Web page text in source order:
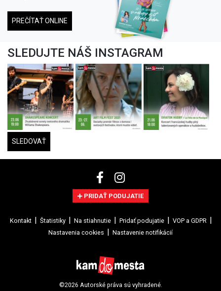
PREČÍTAŤ ONLINE
SLEDUJTE NÁŠ INSTAGRAM
SLEDOVAŤ
PRIDAŤ PODUJATIE
Kontakt Štatistiky Na stiahnutie Pridať podujatie
VOP a GDPR
Nastavenia cookies
Nastavenie notifikácií
©2026 Autorské práva sú vyhradené.